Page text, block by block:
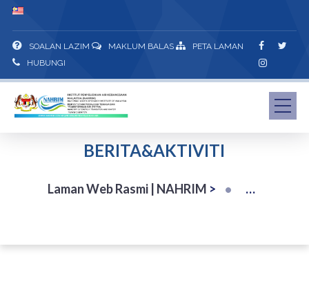
SOALAN LAZIM MAKLUM BALAS
PETA LAMAN
HUBUNGI
BERITA&AKTIVITI
Laman Web Rasmi | NAHRIM >